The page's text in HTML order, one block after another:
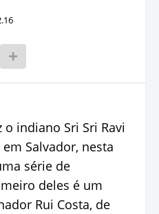
indiano Sri Sri Ravi
Salvador, nesta
série de
deles é um
Rui Costa, de